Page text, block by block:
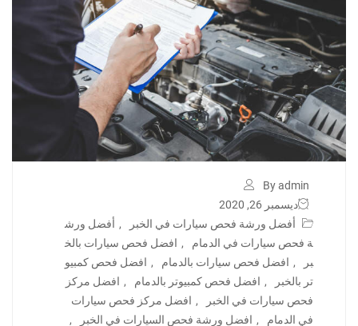
By admin
ديسمبر 26, 2020
أفضل ورشة فحص سيارات في الخبر
, أفضل ورش
ة فحص سيارات في الدمام
, افضل فحص سيارات بالخ
بر
, افضل فحص سيارات بالدمام , افضل فحص كمبيو
تر بالخبر
, افضل فحص كمبيوتر بالدمام , افضل مركز
فحص سيارات في الخبر
, افضل مركز فحص سيارات
في الدمام
, افضل ورشة فحص السيارات في الخبر
,